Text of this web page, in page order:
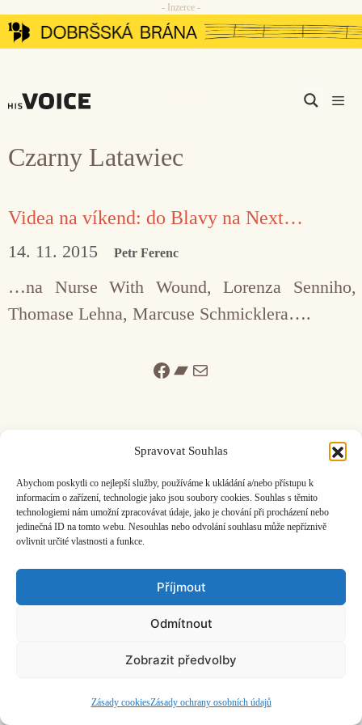
Spravovat Souhlas
Abychom poskytli co nejlepší služby, používáme k ukládání a/nebo přístupu k
informacím o zařízení, technologie jako jsou soubory cookies. Souhlas s těmito
technologiemi nám umožní zpracovávat údaje, jako je chování při procházení nebo
jedinečná ID na tomto webu. Nesouhlas nebo odvolání souhlasu může nepříznivě
ovlivnit určité vlastnosti a funkce.
Příjmout
Odmítnout
Zobrazit předvolby
Zásady cookiesZásady ochrany osobních údajů
Přeskočit
na
- Inzerce -
Czarny Latawiec
Videa na víkend: do Blavy na Next…
14. 11. 2015 Petr Ferenc
…na Nurse With Wound, Lorenza Senniho,
Thomase Lehna, Marcuse Schmicklera….
Facebook
Bandcamp
Mail
ČASOPIS O JINÉ HUDBĚ | vydáváHudební informační středisko
založeno 2001 | Kontaktujte nás:info@hisvoice.cz
©2026 HISvoice – design a adminAtelier Dokument